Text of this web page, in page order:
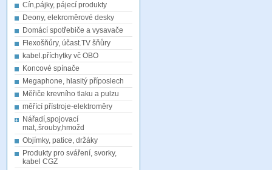
Cín,pájky, pájecí produkty
Deony, elekroměrové desky
Domácí spotřebiče a vysavače
Flexošňůry, účast.TV šňůry
kabel.příchytky vč OBO
Koncové spínače
Megaphone, hlasitý příposlech
Měřiče krevního tlaku a pulzu
měřící přístroje-elektroměry
Nářadí,spojovací
mat,.šrouby,hmožd
Objímky, patice, držáky
Produkty pro sváření, svorky,
kabel CGZ